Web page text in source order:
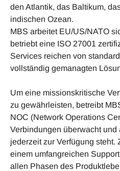
den Atlantik, das Baltikum,
indischen Ozean.
MBS arbeitet EU/US/NATO
betriebt eine ISO 27001
Services reichen von
vollständig gemanagten
Um eine missionskritische
zu gewährleisten, betreibt
NOC (Network Operations
Verbindungen überwacht und
jederzeit zur Verfügung steht.
einem umfangreichen
allen Phasen des